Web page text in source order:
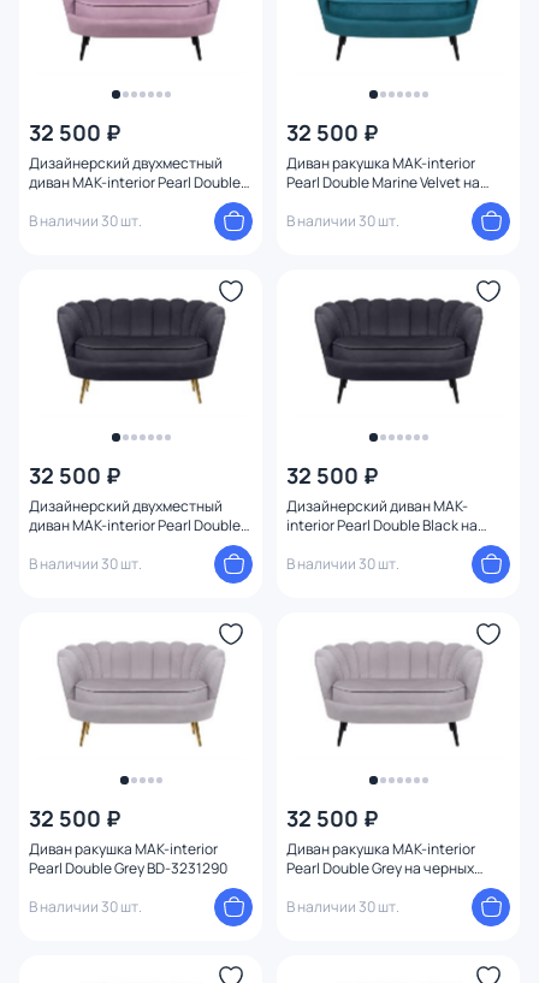
32 500 ₽
Дизайнерский двухместный
диван MAK-interior Pearl Double
3231295
В наличии 30 шт.
32 500 ₽
Диван ракушка MAK-interior
Pearl Double Marine Velvet на
В наличии 30 шт.
32 500 ₽
Дизайнерский двухместный
диван MAK-interior Pearl Double
В наличии 30 шт.
32 500 ₽
Дизайнерский диван MAK-
interior Pearl Double Black на
В наличии 30 шт.
32 500 ₽
Диван ракушка MAK-interior
Pearl Double Grey BD-3231290
В наличии 30 шт.
32 500 ₽
Диван ракушка MAK-interior
Pearl Double Grey на черных
В наличии 30 шт.